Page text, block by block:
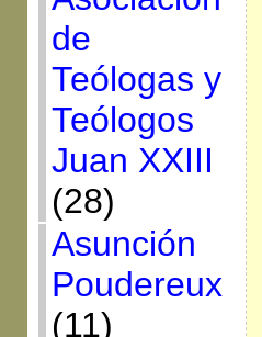
de
Teólogas y
Teólogos
Juan XXIII
(28)
Asunción
Poudereux
(11)